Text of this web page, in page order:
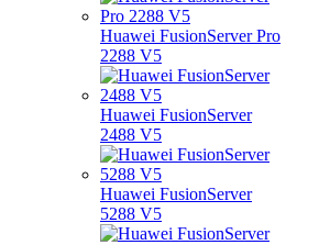
Huawei FusionServer Pro
2288 V5
Huawei FusionServer
2488 V5
Huawei FusionServer
5288 V5